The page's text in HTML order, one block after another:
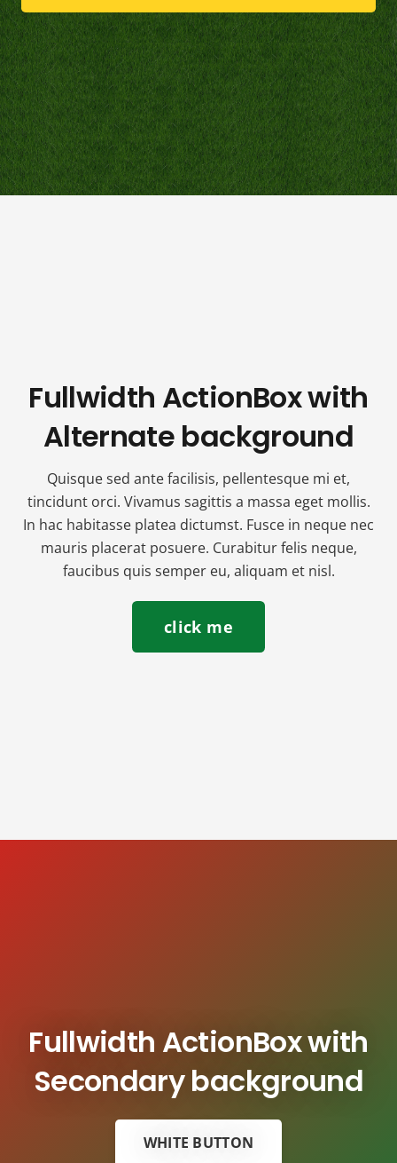
Fullwidth ActionBox with
Alternate background
Quisque sed ante facilisis, pellentesque mi et,
tincidunt orci. Vivamus sagittis a massa eget mollis.
In hac habitasse platea dictumst. Fusce in neque nec
mauris placerat posuere. Curabitur felis neque,
faucibus quis semper eu, aliquam et nisl.
click me
Fullwidth ActionBox with
Secondary background
WHITE BUTTON